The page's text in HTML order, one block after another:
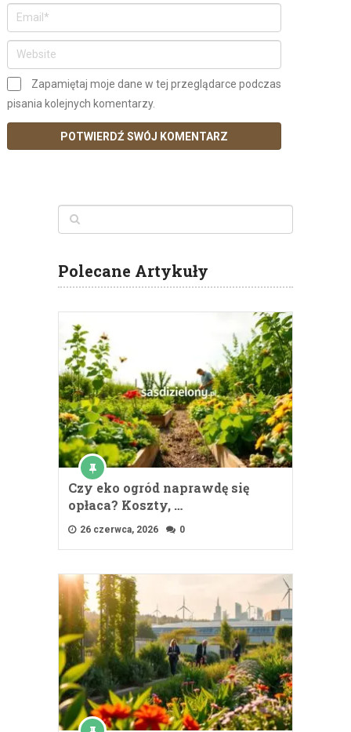
Zapamiętaj moje dane w tej przeglądarce podczas
pisania kolejnych komentarzy.
Polecane Artykuły
Czy eko ogród naprawdę się
opłaca? Koszty, …
26 czerwca, 2026 0